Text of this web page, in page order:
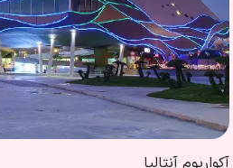
آکواریوم آنتالیا